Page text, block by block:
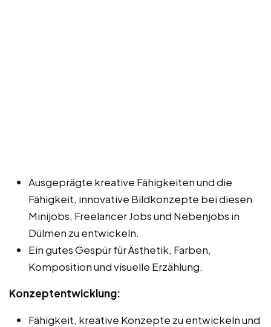
Ausgeprägte kreative Fähigkeiten und die
Fähigkeit, innovative Bildkonzepte bei diesen
Minijobs, Freelancer Jobs und Nebenjobs in
Dülmen zu entwickeln.
Ein gutes Gespür für Ästhetik, Farben,
Komposition und visuelle Erzählung.
Konzeptentwicklung:
Fähigkeit, kreative Konzepte zu entwickeln und